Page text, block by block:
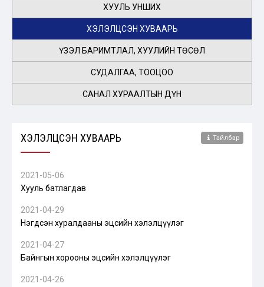
ХУУЛЬ УНШИХ
ХЭЛЭЛЦСЭН ХУВААРЬ
ҮЗЭЛ БАРИМТЛАЛ, ХУУЛИЙН ТӨСӨЛ
СУДАЛГАА, ТООЦОО
САНАЛ ХУРААЛТЫН ДҮН
ХЭЛЭЛЦСЭН ХУВААРЬ Тайлбар
2021-05-06
Хууль батлагдав
2021-04-29
Нэгдсэн хуралдааны эцсийн хэлэлцүүлэг
2021-04-27
Байнгын хорооны эцсийн хэлэлцүүлэг
2021-04-26